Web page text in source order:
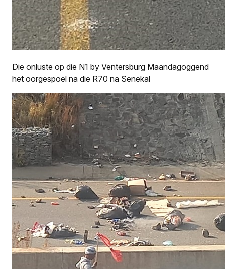
Die onluste op die N1 by Ventersburg Maandagoggend
het oorgespoel na die R70 na Senekal